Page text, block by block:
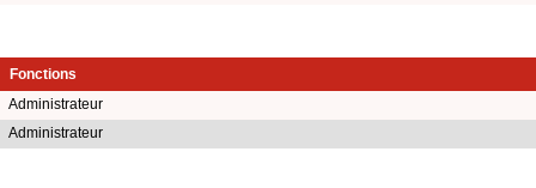
Fonctions
Administrateur
Administrateur